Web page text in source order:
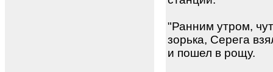
"Ранним утром,
зорька, Серега
и пошел в рощу.